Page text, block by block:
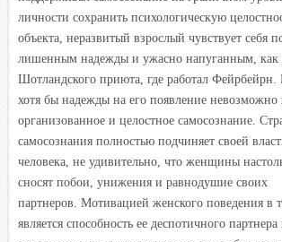
личности сохранить психологическую
объекта, неразвитый взрослый чувствует себя
лишенным надежды и ужасно напуганным, как
Шотландского приюта, где работал Фейрбейрн.
хотя бы надежды на его появление невозможно
организованное и целостное самосознание.
самосознания полностью подчиняет своей
человека, не удивительно, что женщины
сносят побои, унижения и равнодушие своих
партнеров. Мотивацией женского поведения в
является способность ее деспотичного